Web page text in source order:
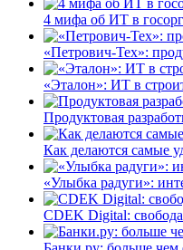
4 мифа об ИТ в
«Петрович-Тех»:
«Эталон»: ИТ в
Продуктовая
Как делаются самые
«Улыбка радуги»:
CDEK Digital: